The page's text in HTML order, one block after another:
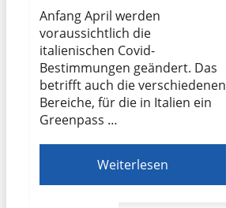
Anfang April werden
voraussichtlich die
italienischen Covid-
Bestimmungen geändert. Das
betrifft auch die verschiedenen
Bereiche, für die in Italien ein
Greenpass …
Weiterlesen